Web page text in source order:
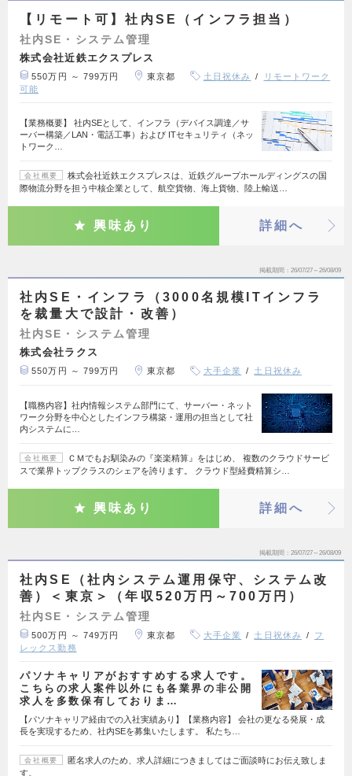
【リモート可】社内SE（インフラ担当）
社内SE・システム管理
株式会社近鉄エクスプレス
550万円 ～ 799万円 東京都 土日祝休み
リモートワーク
可能
【業務概要】 社内SEとして、インフラ（デバイス調達／サ
ーバー構築／LAN・電話工事）および ITセキュリティ（ネッ
トワーク…
会社概要
株式会社近鉄エクスプレスは、近鉄グループホールディングスの国
際物流分野を担う中核企業として、航空貨物、海上貨物、陸上輸送…
興味あり 詳細へ
掲載期間 26/07/27～26/08/09
社内SE・インフラ（3000名規模ITインフラ
を裁量大で設計・改善）
社内SE・システム管理
株式会社ラクス
550万円 ～ 799万円 東京都 大手企業 土日祝休み
【職務内容】社内情報システム部門にて、サーバー・ネット
ワーク分野を中心としたインフラ構築・運用の担当として社
内システムに…
会社概要
ＣＭでもお馴染みの『楽楽精算』をはじめ、 複数のクラウドサービ
スで業界トップクラスのシェアを誇ります。 クラウド型経費精算シ…
興味あり 詳細へ
掲載期間 26/07/27～26/08/09
社内SE（社内システム運用保守、システム改
善）＜東京＞（年収520万円～700万円）
社内SE・システム管理
500万円 ～ 749万円 東京都 大手企業 土日祝休み
フ
レックス勤務
パソナキャリアがおすすめする求人です。
こちらの求人案件以外にも各業界の非公開
求人を多数保有しておりま…
【パソナキャリア経由での入社実績あり】【業務内容】 会社の更なる発展・成
長を実現するため、社内SEを募集いたします。 私たち…
会社概要
匿名求人のため、求人詳細につきましてはご面談時にお伝え致しま
す。